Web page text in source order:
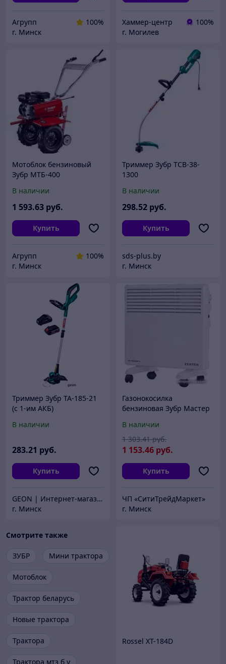
Агрупп
100%
г. Минск
Хаммер-центр
100%
г. Могилев
Мотоблок бензиновый
Зубр МТБ-400
В наличии
1 593.63 руб.
Купить
Агрупп
100%
г. Минск
Триммер Зубр ТСВ-38-
1300
В наличии
298.52 руб.
Купить
sds-plus.by
г. Минск
Триммер Зубр ТА-185-21
(с 1-им АКБ)
В наличии
283.21 руб.
Купить
GEON | Интернет-магазин техники
г. Минск
Газонокосилка
бензиновая Зубр Мастер
В наличии
1 153.46 руб.
1 303.41 руб.
Купить
ЧП «СитиТрейдМаркет»
г. Минск
Смотрите также
ЗУБР Мини трактора
Мотоблок
Трактор беларусь
Новые трактора
Трактора
Трактора мтз б у
Rossel XT-184D